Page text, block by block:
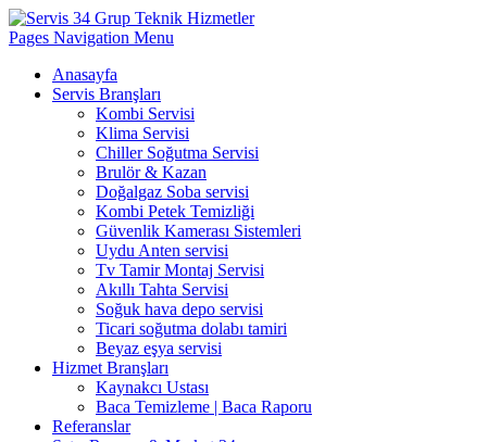
Pages Navigation Menu
Anasayfa
Servis Branşları
Kombi Servisi
Klima Servisi
Chiller Soğutma Servisi
Brulör & Kazan
Doğalgaz Soba servisi
Kombi Petek Temizliği
Güvenlik Kamerası Sistemleri
Uydu Anten servisi
Tv Tamir Montaj Servisi
Akıllı Tahta Servisi
Soğuk hava depo servisi
Ticari soğutma dolabı tamiri
Beyaz eşya servisi
Hizmet Branşları
Kaynakcı Ustası
Baca Temizleme | Baca Raporu
Referanslar